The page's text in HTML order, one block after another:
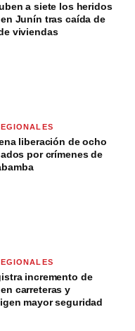
a siete los heridos
Junín tras caída de
viviendas
liberación de ocho
por crímenes de
incremento de
carreteras y
mayor seguridad